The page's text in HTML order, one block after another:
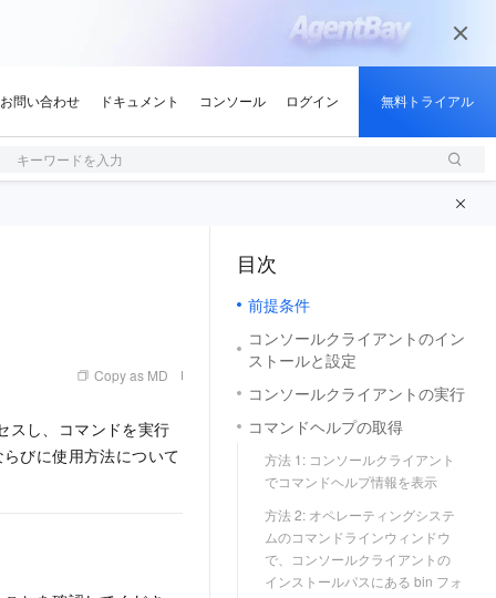
キーワードを入力
Copy as MD
スし、コマンドを実行
びに使用方法について
目次
前提条件
コンソールクライアントのイン
ストールと設定
コンソールクライアントの実行
コマンドヘルプの取得
方法 1: コンソールクライアント
でコマンドヘルプ情報を表示
方法 2: オペレーティングシステ
ムのコマンドラインウィンドウ
で、コンソールクライアントの
インストールパスにある bin フォ